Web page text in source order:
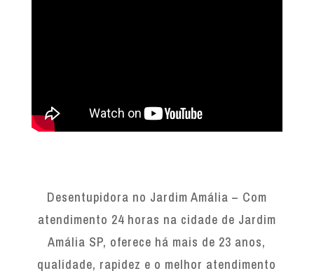
Desentupidora no Jardim Amália – Com
atendimento 24 horas na cidade de Jardim
Amália SP, oferece há mais de 23 anos,
qualidade, rapidez e o melhor atendimento